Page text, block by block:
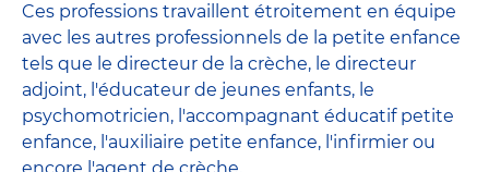
Ces professions travaillent étroitement en équipe
avec les autres professionnels de la petite enfance
tels que le directeur de la crèche, le directeur
adjoint, l'éducateur de jeunes enfants, le
psychomotricien, l'accompagnant éducatif petite
enfance, l'auxiliaire petite enfance, l'infirmier ou